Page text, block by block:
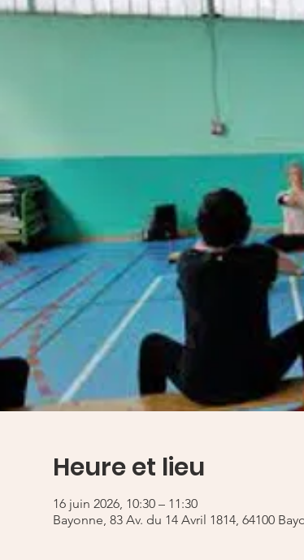
Heure et lieu
16 juin 2026, 10:30 – 11:30
Bayonne, 83 Av. du 14 Avril 1814, 64100